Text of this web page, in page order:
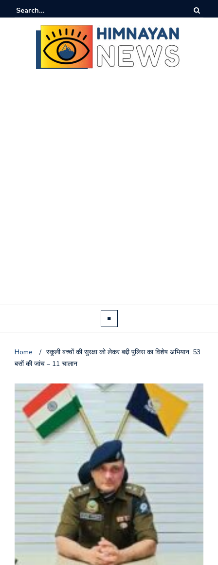
Home / स्कूली बच्चों की सुरक्षा को लेकर बद्दी पुलिस का विशेष अभियान, 53
बसों की जांच – 11 चालान